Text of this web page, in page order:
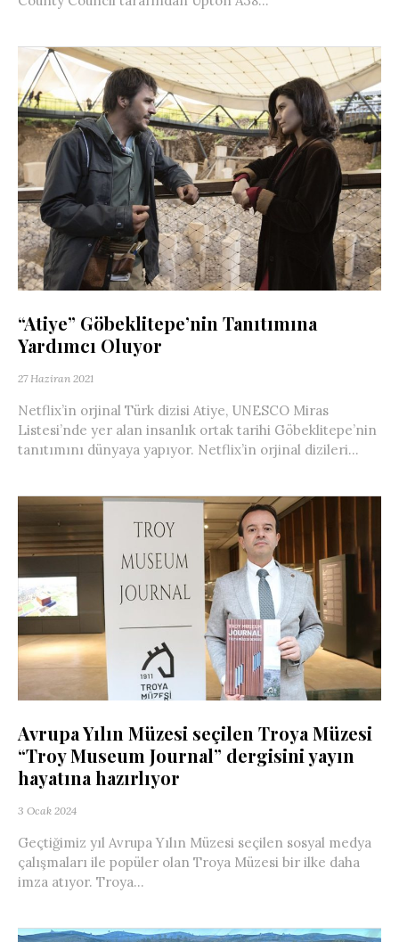
“Atiye” Göbeklitepe’nin Tanıtımına
Yardımcı Oluyor
27 Haziran 2021
Netflix’in orjinal Türk dizisi Atiye, UNESCO Miras
Listesi’nde yer alan insanlık ortak tarihi Göbeklitepe’nin
tanıtımını dünyaya yapıyor. Netflix’in orjinal dizileri...
Avrupa Yılın Müzesi seçilen Troya Müzesi
“Troy Museum Journal” dergisini yayın
hayatına hazırlıyor
3 Ocak 2024
Geçtiğimiz yıl Avrupa Yılın Müzesi seçilen sosyal medya
çalışmaları ile popüler olan Troya Müzesi bir ilke daha
imza atıyor. Troya...